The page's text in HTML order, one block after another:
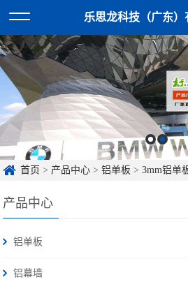
乐思龙科技（广东）
首页 > 产品中心 >铝单板 >3mm铝单
产品中心
铝单板
铝幕墙